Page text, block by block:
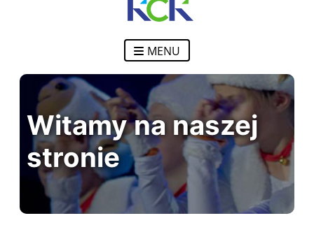
MENU
Witamy na naszej
stronie